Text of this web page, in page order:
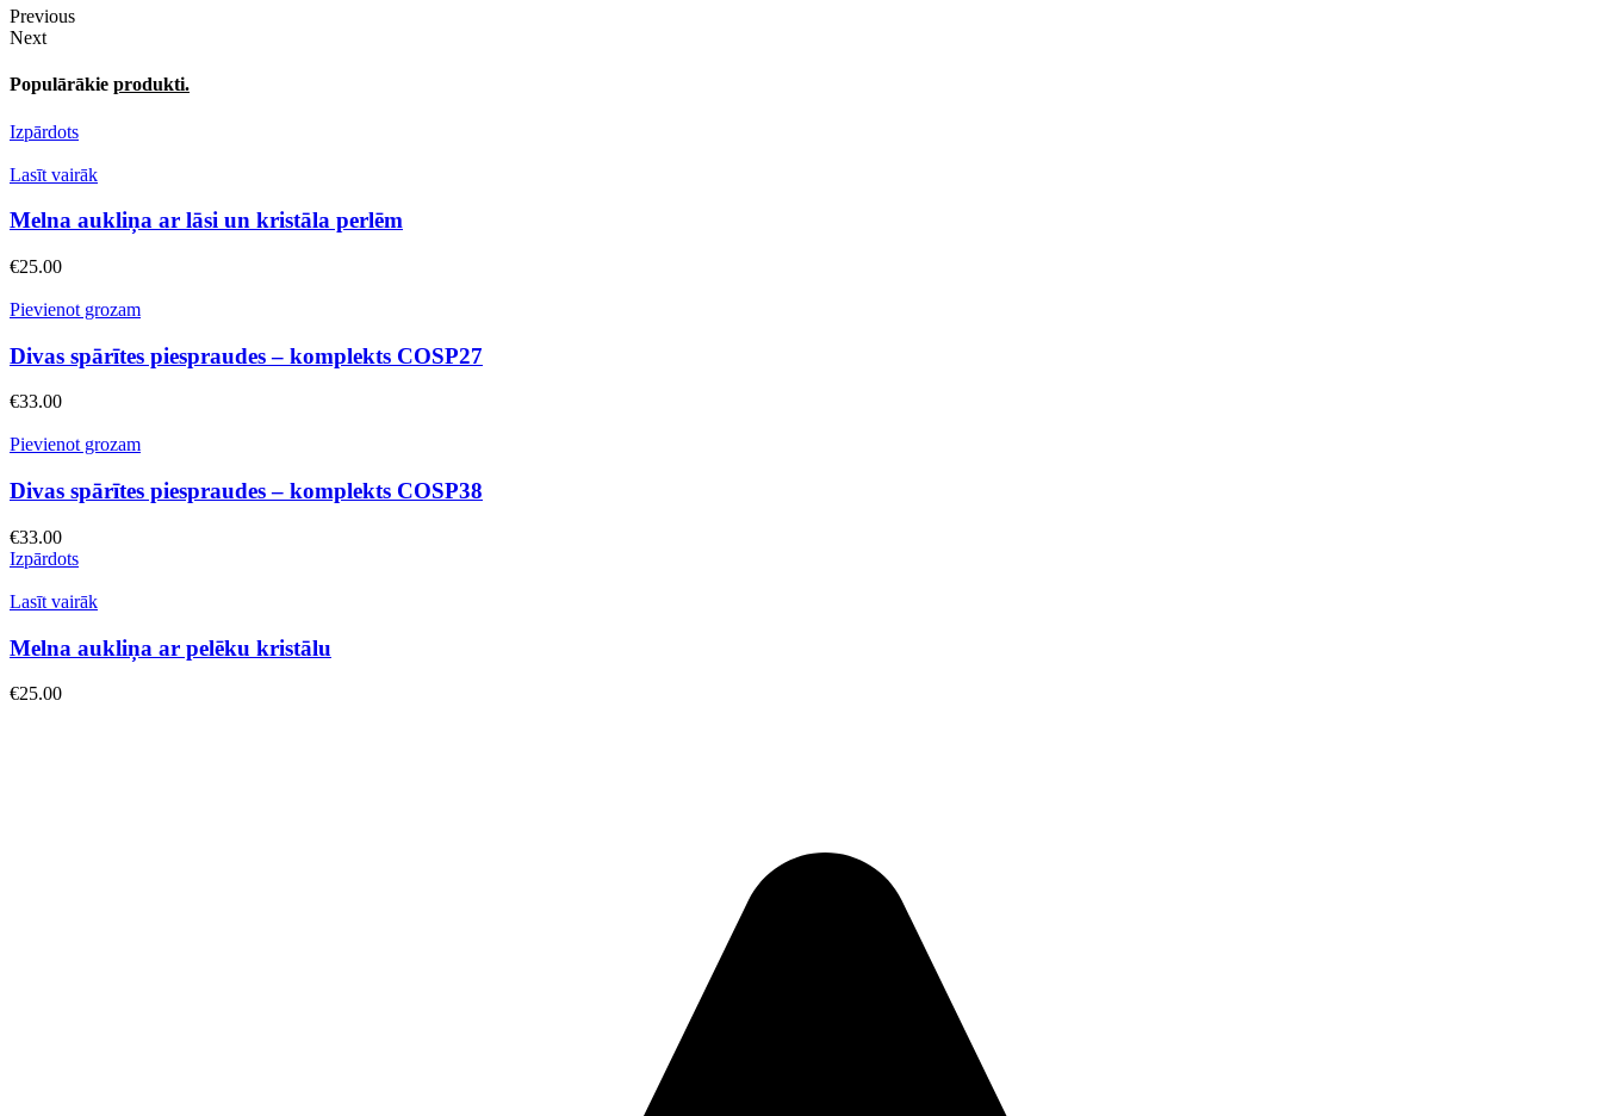
Previous
Next
Populārākie produkti.
Izpārdots
Lasīt vairāk
Melna aukliņa ar lāsi un kristāla perlēm
€25.00
Pievienot grozam
Divas spārītes piespraudes – komplekts COSP27
€33.00
Pievienot grozam
Divas spārītes piespraudes – komplekts COSP38
€33.00
Izpārdots
Lasīt vairāk
Melna aukliņa ar pelēku kristālu
€25.00